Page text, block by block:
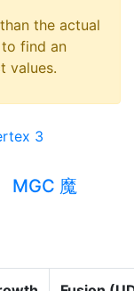
the actual
to find an
values.
3
MGC 魔